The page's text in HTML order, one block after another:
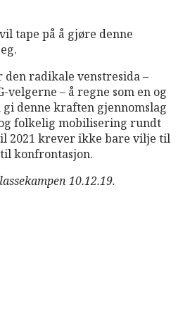
tape på å gjøre denne
radikale venstresida –
– å regne som en og
denne kraften gjennomslag
folkelig mobilisering rundt
2021 krever ikke bare vilje til
konfrontasjon.
10.12.19.